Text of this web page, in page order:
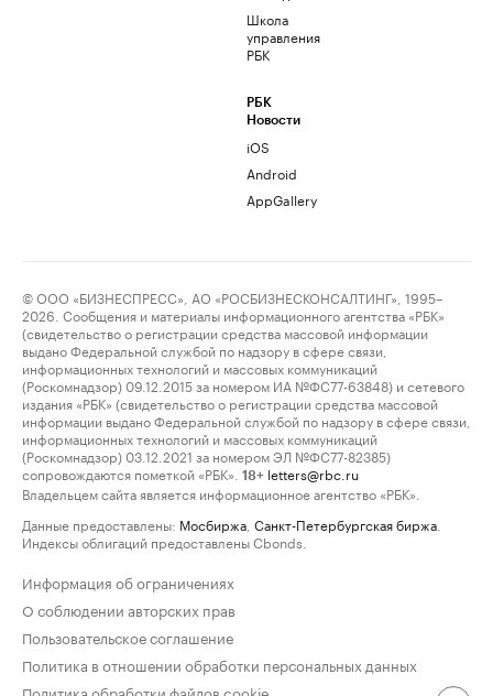
Школа
управления
РБК
РБК
Новости
iOS
Android
AppGallery
© ООО «БИЗНЕСПРЕСС», АО «РОСБИЗНЕСКОНСАЛТИНГ», 1995–
2026. Сообщения и материалы информационного агентства «РБК»
(свидетельство о регистрации средства массовой информации
выдано Федеральной службой по надзору в сфере связи,
информационных технологий и массовых коммуникаций
(Роскомнадзор) 09.12.2015 за номером ИА №ФС77-63848) и сетевого
издания «РБК» (свидетельство о регистрации средства массовой
информации выдано Федеральной службой по надзору в сфере связи,
информационных технологий и массовых коммуникаций
(Роскомнадзор) 03.12.2021 за номером ЭЛ №ФС77-82385)
сопровождаются пометкой «РБК».
18+ letters@rbc.ru
Владельцем сайта является информационное агентство «РБК».
Данные предоставлены: Мосбиржа Санкт-Петербургская биржа
Индексы облигаций предоставлены Cbonds.
Информация об ограничениях
О соблюдении авторских прав
Пользовательское соглашение
Политика в отношении обработки персональных данных
Политика обработки файлов cookie